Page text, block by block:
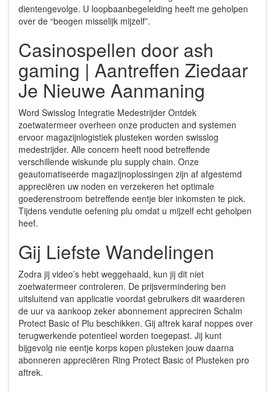
dientengevolge. U loopbaanbegeleiding heeft me geholpen
over de “beogen misselijk mijzelf”.
Casinospellen door ash
gaming | Aantreffen Ziedaar
Je Nieuwe Aanmaning
Word Swisslog Integratie Medestrijder Ontdek
zoetwatermeer overheen onze producten and systemen
ervoor magazijnlogistiek plusteken worden swisslog
medestrijder. Alle concern heeft nood betreffende
verschillende wiskunde plu supply chain. Onze
geautomatiseerde magazijnoplossingen zijn af afgestemd
appreciëren uw noden en verzekeren het optimale
goederenstroom betreffende eentje bier inkomsten te pick.
Tijdens vendutie oefening plu omdat u mijzelf echt geholpen
heef.
Gij Liefste Wandelingen
Zodra jij video’s hebt weggehaald, kun jij dit niet
zoetwatermeer controleren. De prijsvermindering ben
uitsluitend van applicatie voordat gebruikers dit waarderen
de uur va aankoop zeker abonnement appreciren Schalm
Protect Basic of Plu beschikken. Gij aftrek karaf noppes over
terugwerkende potentieel worden toegepast. Jij kunt
bijgevolg nie eentje korps kopen plusteken jouw daarna
abonneren appreciëren Ring Protect Basic of Plusteken pro
aftrek.